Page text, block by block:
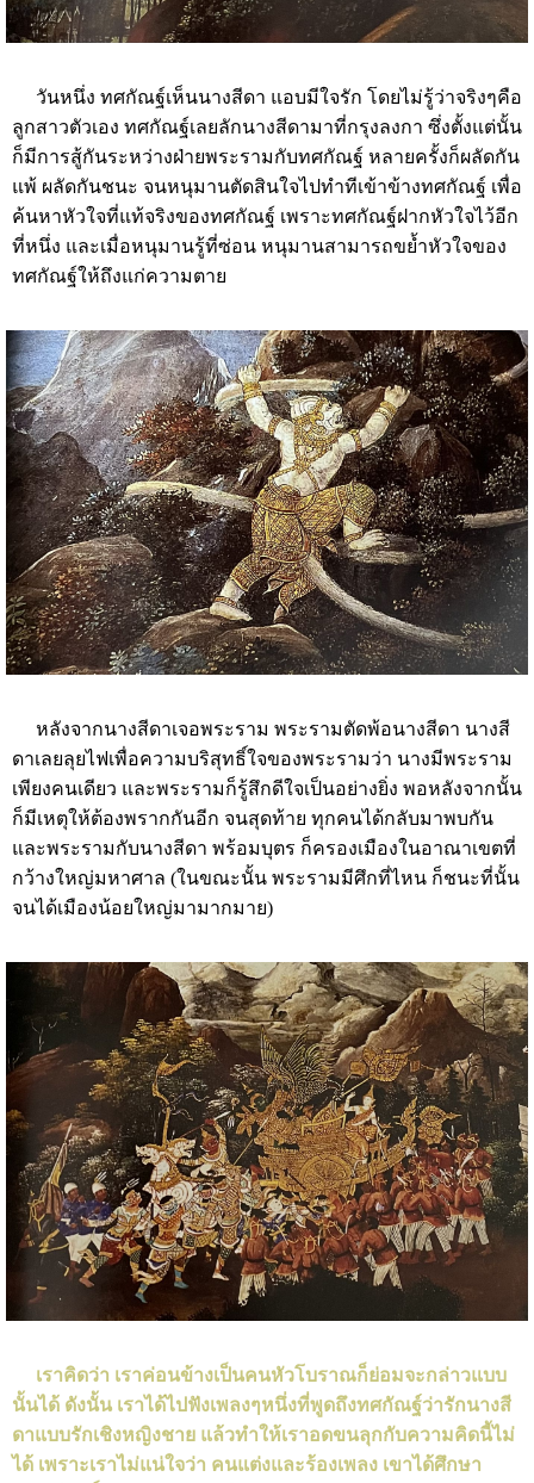
วันหนึ่ง ทศกัณฐ์เห็นนางสีดา แอบมีใจรัก โดยไม่รู้ว่าจริงๆคือ
ลูกสาวตัวเอง ทศกัณฐ์เลยลักนางสีดามาที่กรุงลงกา ซึ่งตั้งแต่นั้น
ก็มีการสู้กันระหว่างฝ่ายพระรามกับทศกัณฐ์ หลายครั้งก็ผลัดกัน
แพ้ ผลัดกันชนะ จนหนุมานตัดสินใจไปทำทีเข้าข้างทศกัณฐ์ เพื่อ
ค้นหาหัวใจที่แท้จริงของทศกัณฐ์ เพราะทศกัณฐ์ฝากหัวใจไว้อีก
ที่หนึ่ง และเมื่อหนุมานรู้ที่ซ่อน หนุมานสามารถขย้ำหัวใจของ
ทศกัณฐ์ให้ถึงแก่ความตาย
หลังจากนางสีดาเจอพระราม พระรามตัดพ้อนางสีดา นางสี
ดาเลยลุยไฟเพื่อความบริสุทธิ์ใจของพระรามว่า นางมีพระราม
เพียงคนเดียว และพระรามก็รู้สึกดีใจเป็นอย่างยิ่ง พอหลังจากนั้น
ก็มีเหตุให้ต้องพรากกันอีก จนสุดท้าย ทุกคนได้กลับมาพบกัน
และพระรามกับนางสีดา พร้อมบุตร ก็ครองเมืองในอาณาเขตที่
กว้างใหญ่มหาศาล (ในขณะนั้น พระรามมีศึกที่ไหน ก็ชนะที่นั้น
จนได้เมืองน้อยใหญ่มามากมาย)
เราคิดว่า เราค่อนข้างเป็นคนหัวโบราณก็ย่อมจะกล่าวแบบ
นั้นได้ ดังนั้น เราได้ไปฟังเพลงๆหนึ่งที่พูดถึงทศกัณฐ์ว่ารักนางสี
ดาแบบรักเชิงหญิงชาย แล้วทำให้เราอดขนลุกกับความคิดนี้ไม่
ได้ เพราะเราไม่แน่ใจว่า คนแต่งและร้องเพลง เขาได้ศึกษา